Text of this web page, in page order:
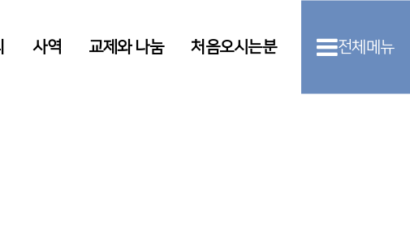
사역 교제와 나눔 처음오시는분 전체메뉴